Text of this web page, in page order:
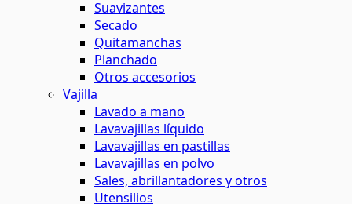
Suavizantes
Secado
Quitamanchas
Planchado
Otros accesorios
Vajilla
Lavado a mano
Lavavajillas líquido
Lavavajillas en pastillas
Lavavajillas en polvo
Sales, abrillantadores y otros
Utensilios